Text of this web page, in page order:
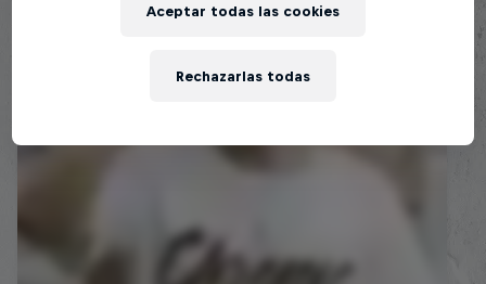
Rechazarlas todas
Aceptar todas las cookies